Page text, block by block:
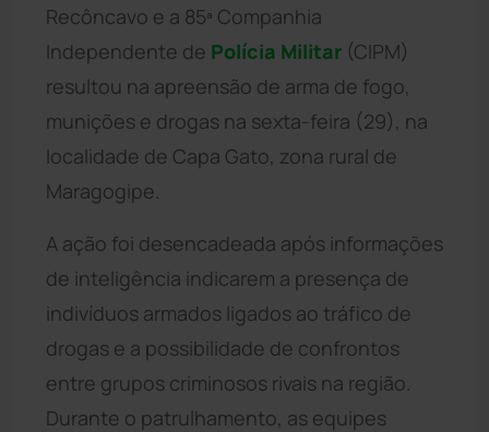
Recôncavo e a 85ª Companhia
Independente de Polícia Militar (CIPM)
resultou na apreensão de arma de fogo,
munições e drogas na sexta-feira (29), na
localidade de Capa Gato, zona rural de
Maragogipe.
A ação foi desencadeada após informações
de inteligência indicarem a presença de
indivíduos armados ligados ao tráfico de
drogas e a possibilidade de confrontos
entre grupos criminosos rivais na região.
Durante o patrulhamento, as equipes